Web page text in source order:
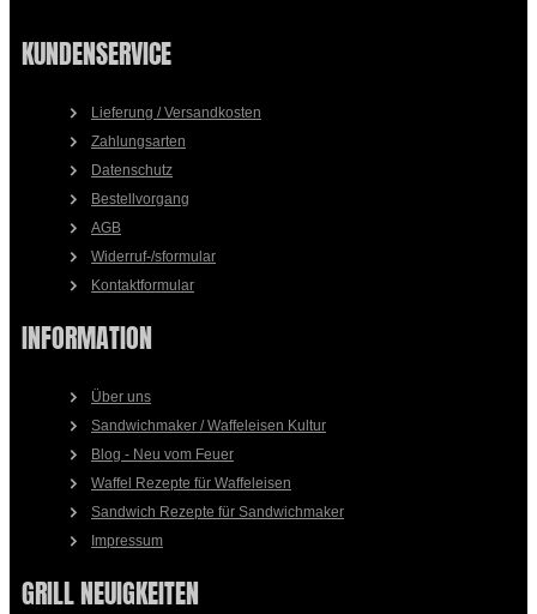
KUNDENSERVICE
Lieferung / Versandkosten
Zahlungsarten
Datenschutz
Bestellvorgang
AGB
Widerruf-/sformular
Kontaktformular
INFORMATION
Über uns
Sandwichmaker / Waffeleisen Kultur
Blog - Neu vom Feuer
Waffel Rezepte für Waffeleisen
Sandwich Rezepte für Sandwichmaker
Impressum
GRILL NEUIGKEITEN